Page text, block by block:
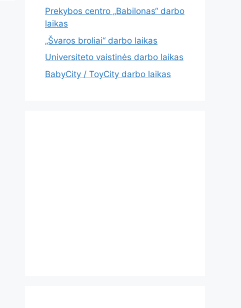
Prekybos centro „Babilonas“ darbo
laikas
„Švaros broliai“ darbo laikas
Universiteto vaistinės darbo laikas
BabyCity / ToyCity darbo laikas